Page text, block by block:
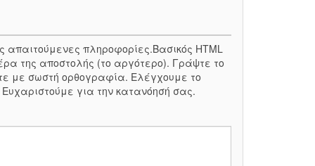
απαιτούμενες πληροφορίες.Βασικός HTML
της αποστολής (το αργότερο). Γράψτε το
με σωστή ορθογραφία. Ελέγχουμε το
για την κατανόησή σας.